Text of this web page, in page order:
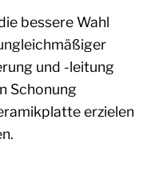
bessere Wahl
und -leitung
Schonung
erzielen